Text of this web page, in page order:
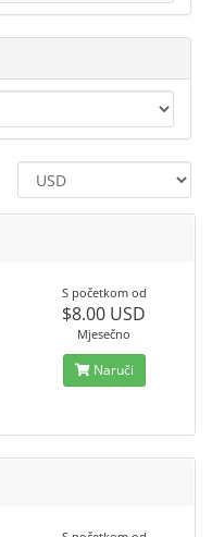
S početkom od
$8.00 USD
Mjesečno
Naruči